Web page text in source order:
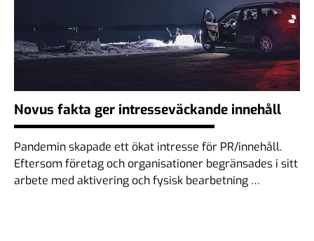
Novus fakta ger intresseväckande innehåll
Pandemin skapade ett ökat intresse för PR/innehåll.
Eftersom företag och organisationer begränsades i sitt
arbete med aktivering och fysisk bearbetning …